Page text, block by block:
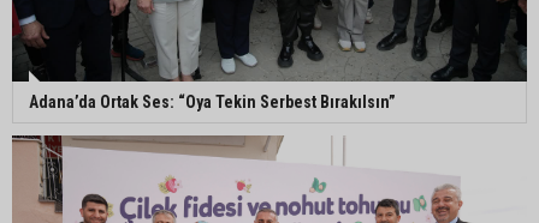
AK Parti Adana İl Başkanı Mustafa Özkan:
"Türkiye Yüzyılına güçlü teşkilatımızla yürüyoruz"
Kozan’da Yaz Konserleri Akdam’da şenliğe
dönüştü
Adana’da Ortak Ses: “Oya Tekin Serbest Bırakılsın”